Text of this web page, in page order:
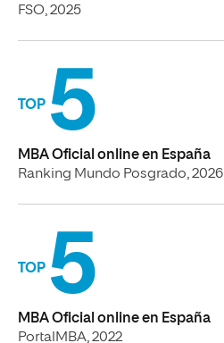
FSO, 2025
TOP 5
MBA Oficial online en España
Ranking Mundo Posgrado, 2026
TOP 5
MBA Oficial online en España
PortalMBA, 2022